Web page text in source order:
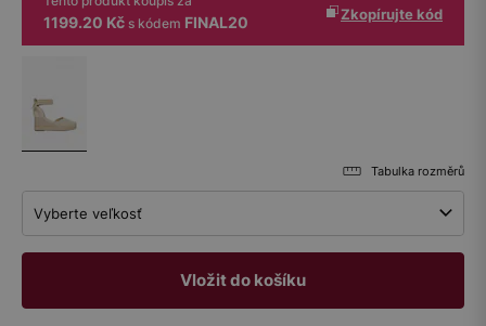
1199.20 Kč s kódem FINAL20 Zkopírujte kód
Tabulka rozměrů
Vyberte veľkosť
Vložit do košíku